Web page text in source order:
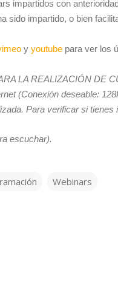
impartidos con
sido impartido, o bien
y youtube para ver los
LA REALIZACIÓN DE
(Conexión deseable:
Para verificar si
escuchar).
Webinars